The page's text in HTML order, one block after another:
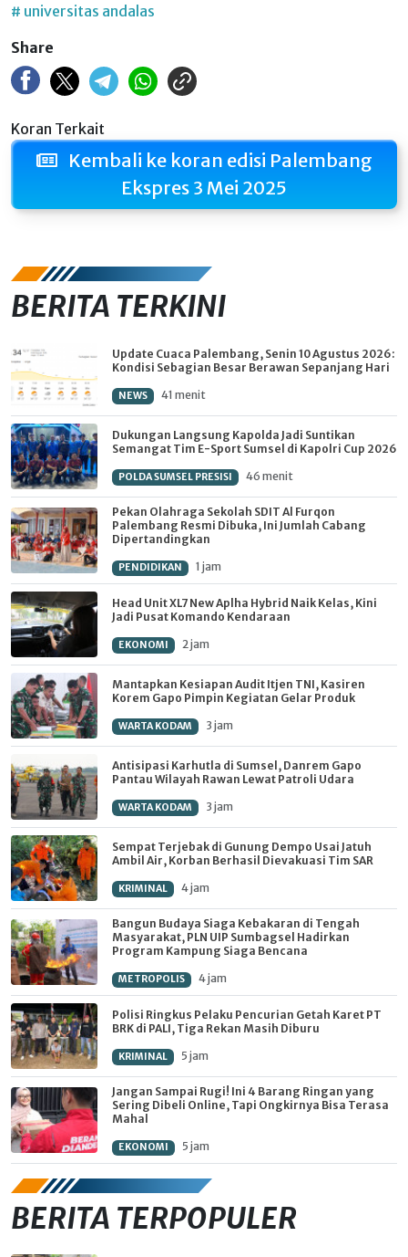
# universitas andalas
Share
Koran Terkait
Kembali ke koran edisi Palembang
Ekspres 3 Mei 2025
BERITA TERKINI
Update Cuaca Palembang, Senin 10 Agustus 2026:
Kondisi Sebagian Besar Berawan Sepanjang Hari
NEWS 41 menit
‎Dukungan Langsung Kapolda Jadi Suntikan
Semangat Tim E-Sport Sumsel di Kapolri Cup 2026
POLDA SUMSEL PRESISI 46 menit
Pekan Olahraga Sekolah SDIT Al Furqon
Palembang Resmi Dibuka, Ini Jumlah Cabang
Dipertandingkan
PENDIDIKAN 1 jam
Head Unit XL7 New Aplha Hybrid Naik Kelas, Kini
Jadi Pusat Komando Kendaraan
EKONOMI 2 jam
Mantapkan Kesiapan Audit Itjen TNI, Kasiren
Korem Gapo Pimpin Kegiatan Gelar Produk
WARTA KODAM 3 jam
Antisipasi Karhutla di Sumsel, Danrem Gapo
Pantau Wilayah Rawan Lewat Patroli Udara
WARTA KODAM 3 jam
Sempat Terjebak di Gunung Dempo Usai Jatuh
Ambil Air, Korban Berhasil Dievakuasi Tim SAR
KRIMINAL 4 jam
Bangun Budaya Siaga Kebakaran di Tengah
Masyarakat, PLN UIP Sumbagsel Hadirkan
Program Kampung Siaga Bencana
METROPOLIS 4 jam
Polisi Ringkus Pelaku Pencurian Getah Karet PT
BRK di PALI, Tiga Rekan Masih Diburu
KRIMINAL 5 jam
Jangan Sampai Rugi! Ini 4 Barang Ringan yang
Sering Dibeli Online, Tapi Ongkirnya Bisa Terasa
Mahal
EKONOMI 5 jam
BERITA TERPOPULER